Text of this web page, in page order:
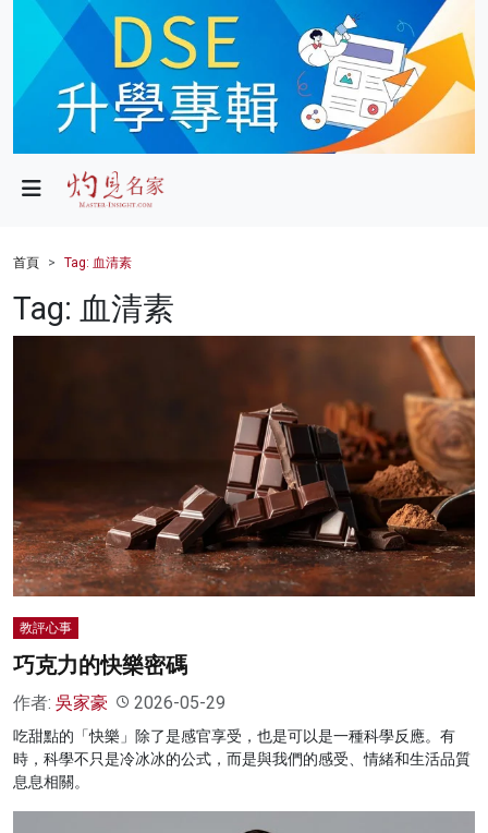
政局
財經
健康
名家榜
灼見活動
首頁 Tag: 血清素
Tag: 血清素
教評心事
巧克力的快樂密碼
作者: 吳家豪 2026-05-29
吃甜點的「快樂」除了是感官享受，也是可以是一種科學反應。有
時，科學不只是冷冰冰的公式，而是與我們的感受、情緒和生活品質
息息相關。